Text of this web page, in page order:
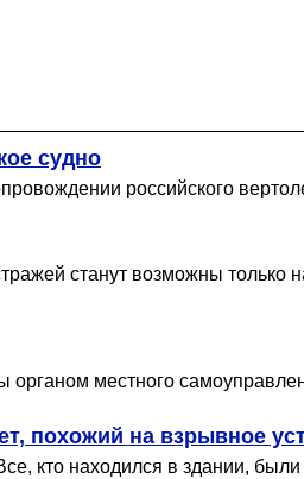
судно
российского
станут возможны
местного
похожий на взрывное
кто находился в здании,